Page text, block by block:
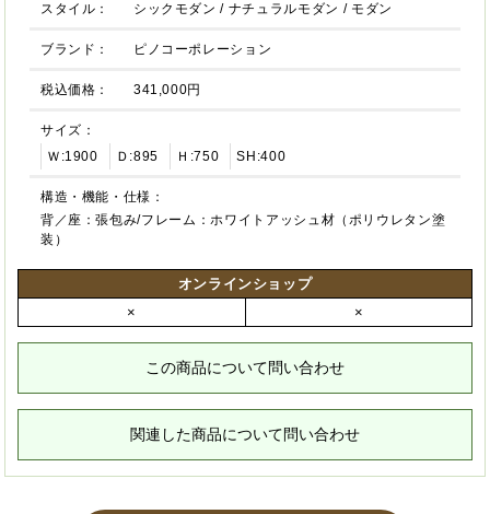
スタイル： シックモダン / ナチュラルモダン / モダン
ブランド： ピノコーポレーション
税込価格： 341,000円
サイズ：
Ｗ:1900
Ｄ:895 Ｈ:750 SH:400
構造・機能・仕様：
背／座：張包み/フレーム：ホワイトアッシュ材（ポリウレタン塗
装）
オンラインショップ
×
×
この商品について問い合わせ
関連した商品について問い合わせ